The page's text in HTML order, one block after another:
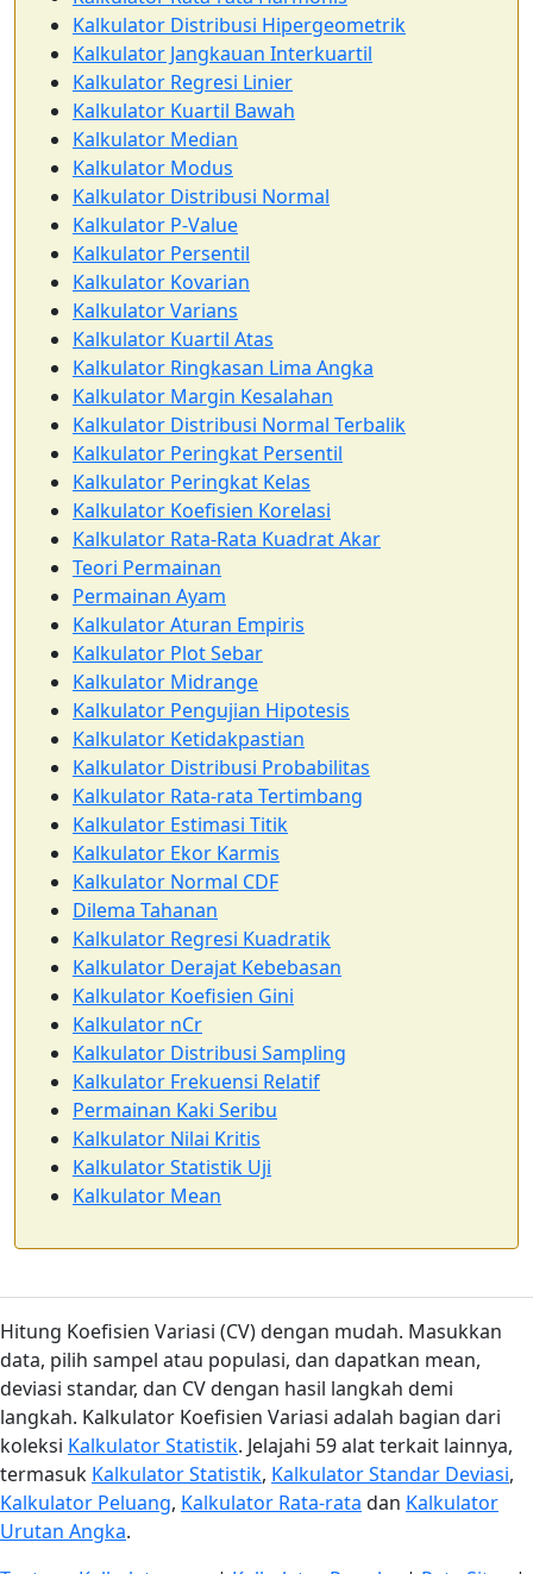
Kalkulator Distribusi Hipergeometrik
Kalkulator Jangkauan Interkuartil
Kalkulator Regresi Linier
Kalkulator Kuartil Bawah
Kalkulator Median
Kalkulator Modus
Kalkulator Distribusi Normal
Kalkulator P-Value
Kalkulator Persentil
Kalkulator Kovarian
Kalkulator Varians
Kalkulator Kuartil Atas
Kalkulator Ringkasan Lima Angka
Kalkulator Margin Kesalahan
Kalkulator Distribusi Normal Terbalik
Kalkulator Peringkat Persentil
Kalkulator Peringkat Kelas
Kalkulator Koefisien Korelasi
Kalkulator Rata-Rata Kuadrat Akar
Teori Permainan
Permainan Ayam
Kalkulator Aturan Empiris
Kalkulator Plot Sebar
Kalkulator Midrange
Kalkulator Pengujian Hipotesis
Kalkulator Ketidakpastian
Kalkulator Distribusi Probabilitas
Kalkulator Rata-rata Tertimbang
Kalkulator Estimasi Titik
Kalkulator Ekor Karmis
Kalkulator Normal CDF
Dilema Tahanan
Kalkulator Regresi Kuadratik
Kalkulator Derajat Kebebasan
Kalkulator Koefisien Gini
Kalkulator nCr
Kalkulator Distribusi Sampling
Kalkulator Frekuensi Relatif
Permainan Kaki Seribu
Kalkulator Nilai Kritis
Kalkulator Statistik Uji
Kalkulator Mean
Hitung Koefisien Variasi (CV) dengan mudah. Masukkan
data, pilih sampel atau populasi, dan dapatkan mean,
deviasi standar, dan CV dengan hasil langkah demi
langkah. Kalkulator Koefisien Variasi adalah bagian dari
koleksi Kalkulator Statistik. Jelajahi 59 alat terkait lainnya,
termasuk Kalkulator Statistik, Kalkulator Standar Deviasi,
Kalkulator Peluang, Kalkulator Rata-rata dan Kalkulator
Urutan Angka.